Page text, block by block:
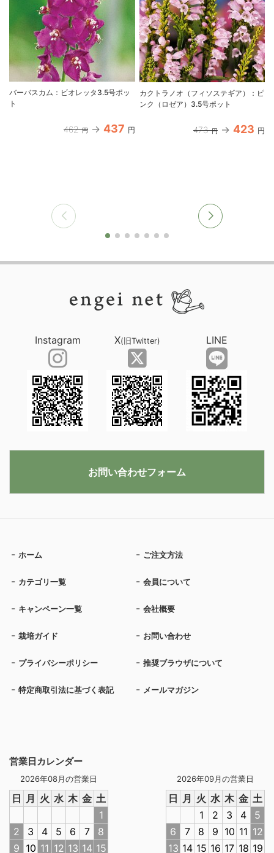
バーバスカム：ビオレッタ3.5号ポッ
ト
462 円 437 円
カクトラノオ（フィソステギア）：ピ
ンク（ロゼア）3.5号ポット
473 円 423 円
営業日カレンダー
2026年08月の営業日
日 月 火 水 木 金 土
1
2
3 4 5 6 7
8
9 10 11 12 13 14 15
2026年09月の営業日
日 月 火 水 木 金 土
1
2 3 4
5
6
7 8 9 10 11 12
13 14 15 16 17 18 19
ホーム ご注文方法
カテゴリ一覧 会員について
キャンペーン一覧 会社概要
栽培ガイド お問い合わせ
プライバシーポリシー 推奨ブラウザについて
特定商取引法に基づく表記 メールマガジン
Instagram X(旧Twitter) LINE
お問い合わせフォーム